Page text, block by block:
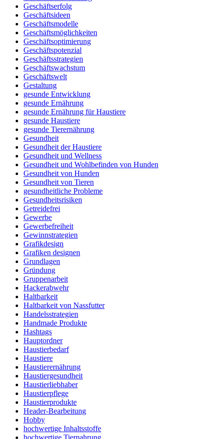
Geschäftserfolg
Geschäftsideen
Geschäftsmodelle
Geschäftsmöglichkeiten
Geschäftsoptimierung
Geschäftspotenzial
Geschäftsstrategien
Geschäftswachstum
Geschäftswelt
Gestaltung
gesunde Entwicklung
gesunde Ernährung
gesunde Ernährung für Haustiere
gesunde Haustiere
gesunde Tierernährung
Gesundheit
Gesundheit der Haustiere
Gesundheit und Wellness
Gesundheit und Wohlbefinden von Hunden
Gesundheit von Hunden
Gesundheit von Tieren
gesundheitliche Probleme
Gesundheitsrisiken
Getreidefrei
Gewerbe
Gewerbefreiheit
Gewinnstrategien
Grafikdesign
Grafiken designen
Grundlagen
Gründung
Gruppenarbeit
Hackerabwehr
Haltbarkeit
Haltbarkeit von Nassfutter
Handelsstrategien
Handmade Produkte
Hashtags
Hauptordner
Haustierbedarf
Haustiere
Haustierernährung
Haustiergesundheit
Haustierliebhaber
Haustierpflege
Haustierprodukte
Header-Bearbeitung
Hobby
hochwertige Inhaltsstoffe